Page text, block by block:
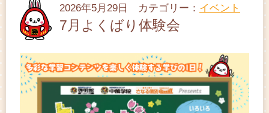
2026年5月29日 カテゴリー： イベント
7月よくばり体験会